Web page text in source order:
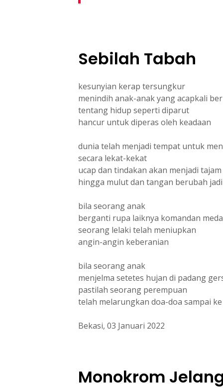
Sebilah Tabah
kesunyian kerap tersungkur
menindih anak-anak yang acapkali
tentang hidup seperti diparut
hancur untuk diperas oleh keadaan
dunia telah menjadi tempat untuk
secara lekat-kekat
ucap dan tindakan akan menjadi tajam
hingga mulut dan tangan berubah
bila seorang anak
berganti rupa laiknya komandan
seorang lelaki telah meniupkan
angin-angin keberanian
bila seorang anak
menjelma setetes hujan di padang
pastilah seorang perempuan
telah melarungkan doa-doa sampai
Bekasi, 03 Januari 2022
Monokrom